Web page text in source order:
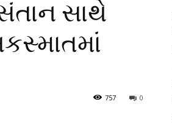
સાથે
0
757